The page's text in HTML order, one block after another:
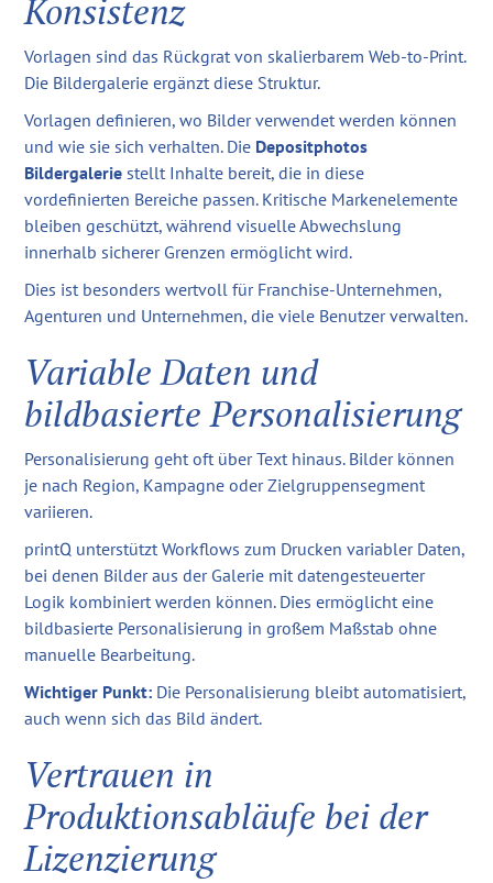
Konsistenz
Vorlagen sind das Rückgrat von skalierbarem Web-to-Print.
Die Bildergalerie ergänzt diese Struktur.
Vorlagen definieren, wo Bilder verwendet werden können
und wie sie sich verhalten. Die Depositphotos
Bildergalerie stellt Inhalte bereit, die in diese
vordefinierten Bereiche passen. Kritische Markenelemente
bleiben geschützt, während visuelle Abwechslung
innerhalb sicherer Grenzen ermöglicht wird.
Dies ist besonders wertvoll für Franchise-Unternehmen,
Agenturen und Unternehmen, die viele Benutzer verwalten.
Variable Daten und
bildbasierte Personalisierung
Personalisierung geht oft über Text hinaus. Bilder können
je nach Region, Kampagne oder Zielgruppensegment
variieren.
printQ unterstützt Workflows zum Drucken variabler Daten,
bei denen Bilder aus der Galerie mit datengesteuerter
Logik kombiniert werden können. Dies ermöglicht eine
bildbasierte Personalisierung in großem Maßstab ohne
manuelle Bearbeitung.
Wichtiger Punkt: Die Personalisierung bleibt automatisiert,
auch wenn sich das Bild ändert.
Vertrauen in
Produktionsabläufe bei der
Lizenzierung